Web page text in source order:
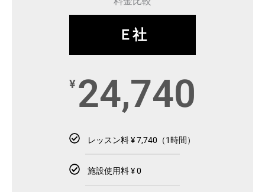
Ｅ社
¥ 24,740
レッスン料 ¥ 7,740（1時間）
施設使用料 ¥ 0